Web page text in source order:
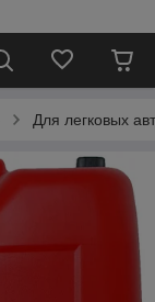
Для легковых